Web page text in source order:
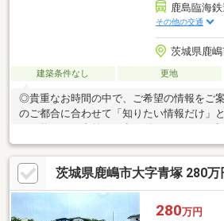
鹿島臨海
その他の交通
茨城県鹿
建築条件なし 更地
◎貴重なお時間の中で、ご希望の情報をご
のご都合に合わせて「知りたい情報だけ」
も可能です。事前にお申し付けください。
何から始めればいいか分からない！そんな
スタッフがわかりやすく丁寧にご案内致し
れでもゆったりと見学いただけますので、
合わせください。
茨城県鹿嶋市大字青塚 280万
280万円